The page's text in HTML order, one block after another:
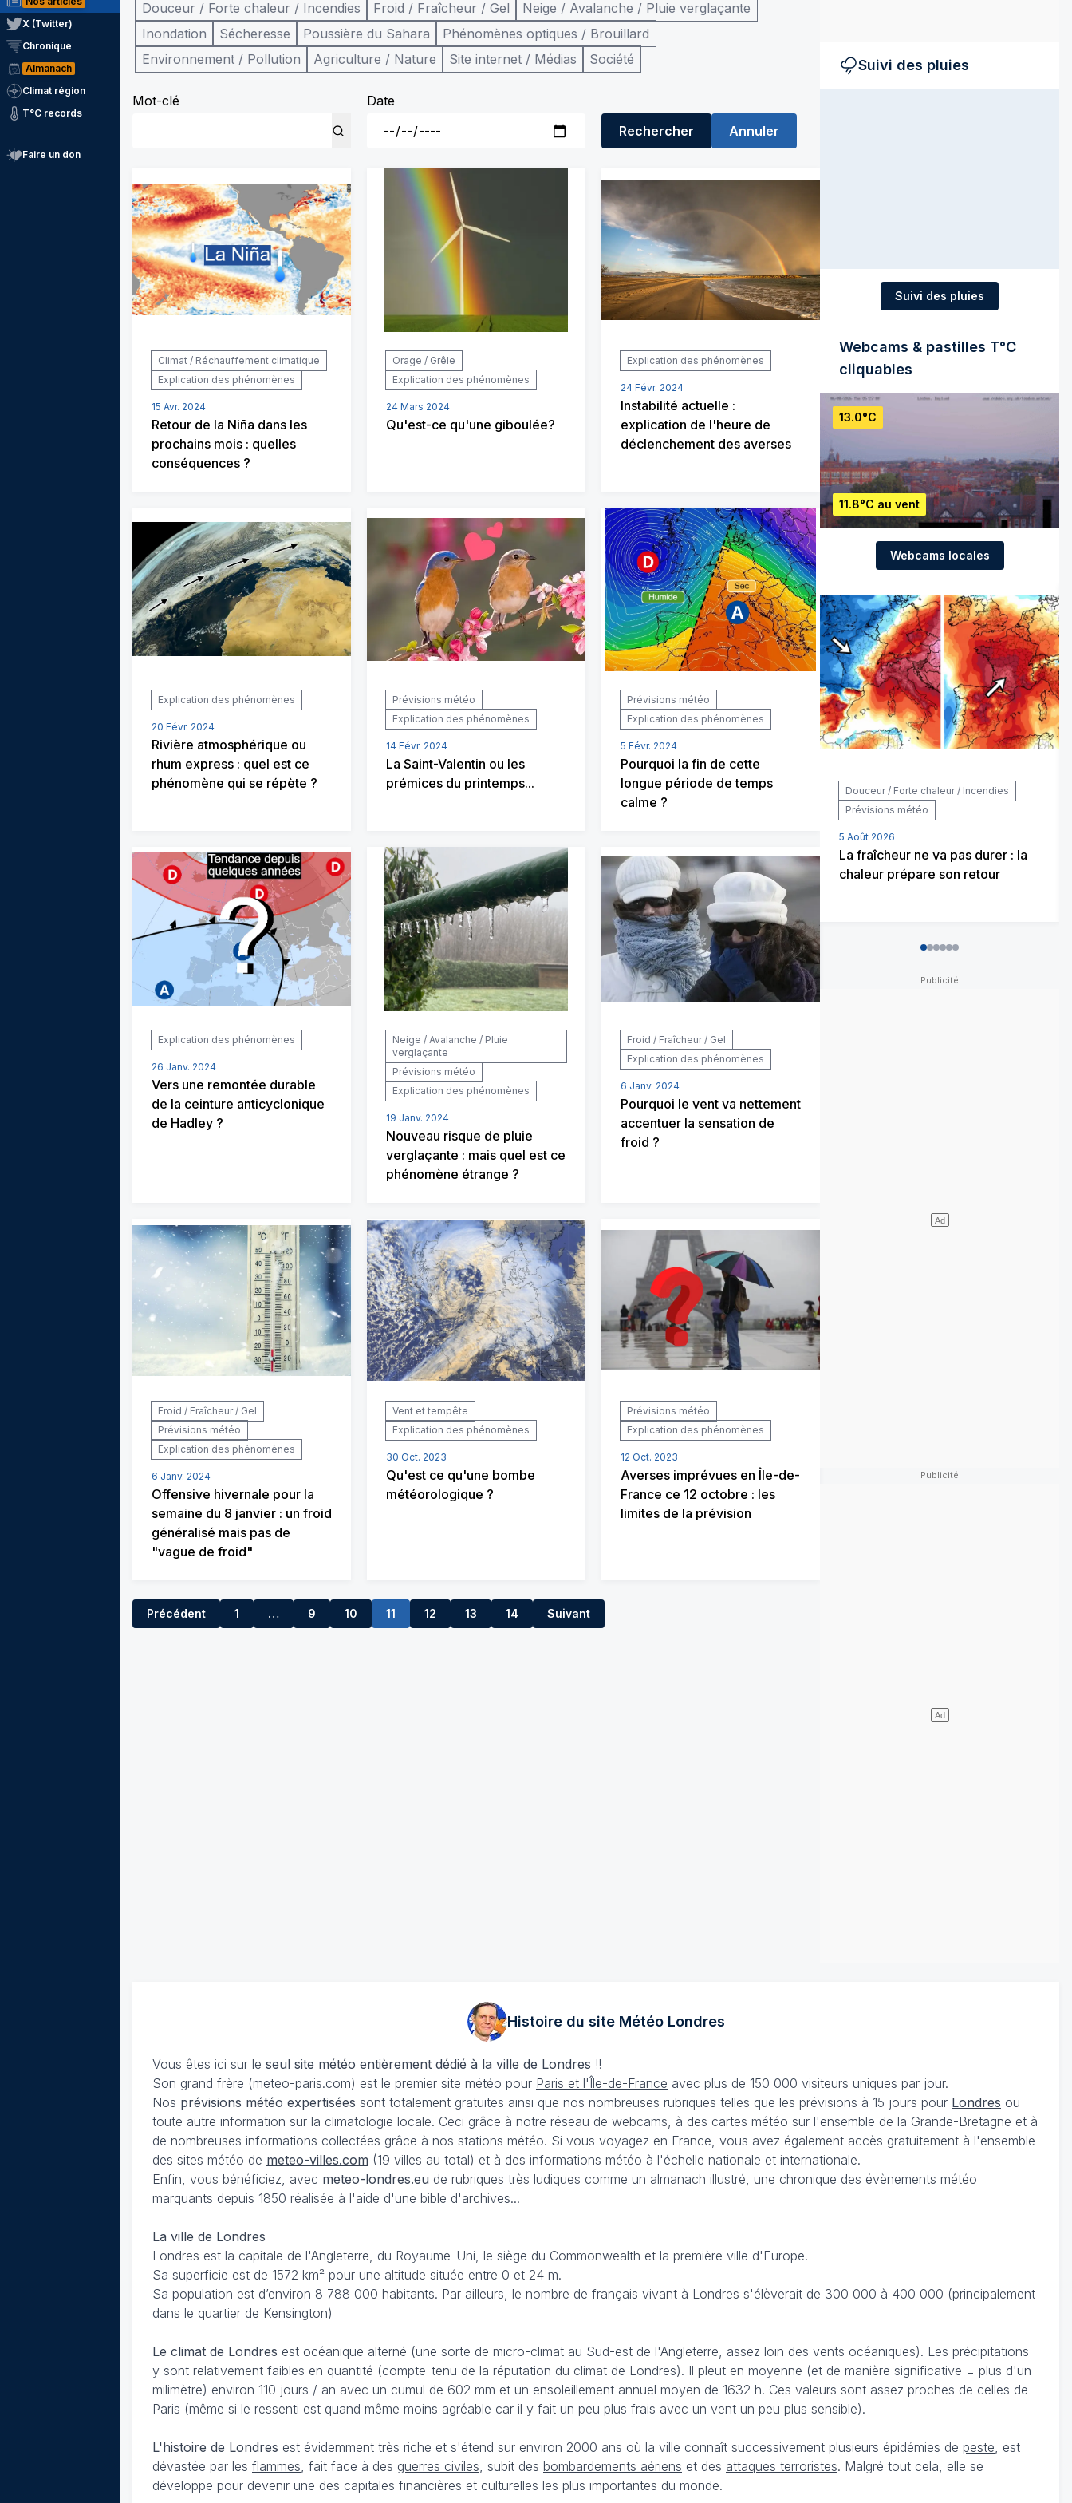
X (Twitter)
Chronique
Almanach
Climat région
T°C records
Faire un don
Douceur / Forte chaleur / Incendies
Froid / Fraîcheur / Gel
Neige / Avalanche / Pluie verglaçante
Inondation
Sécheresse Poussière du Sahara
Phénomènes optiques / Brouillard
Environnement / Pollution
Agriculture / Nature Site internet / Médias Société
Mot-clé
Date
Rechercher
Annuler
Climat / Réchauffement climatique
Explication des phénomènes
15 Avr. 2024
Retour de la Niña dans les
prochains mois : quelles
conséquences ?
Orage / Grêle
Explication des phénomènes
24 Mars 2024
Qu'est-ce qu'une giboulée?
Explication des phénomènes
24 Févr. 2024
Instabilité actuelle :
explication de l'heure de
déclenchement des averses
Explication des phénomènes
20 Févr. 2024
Rivière atmosphérique ou
rhum express : quel est ce
phénomène qui se répète ?
Prévisions météo
Explication des phénomènes
14 Févr. 2024
La Saint-Valentin ou les
prémices du printemps...
Prévisions météo
Explication des phénomènes
5 Févr. 2024
Pourquoi la fin de cette
longue période de temps
calme ?
Explication des phénomènes
26 Janv. 2024
Vers une remontée durable
de la ceinture anticyclonique
de Hadley ?
Neige / Avalanche / Pluie
verglaçante
Prévisions météo
Explication des phénomènes
19 Janv. 2024
Nouveau risque de pluie
verglaçante : mais quel est ce
phénomène étrange ?
Froid / Fraîcheur / Gel
Explication des phénomènes
6 Janv. 2024
Pourquoi le vent va nettement
accentuer la sensation de
froid ?
Froid / Fraîcheur / Gel
Prévisions météo
Explication des phénomènes
6 Janv. 2024
Offensive hivernale pour la
semaine du 8 janvier : un froid
généralisé mais pas de
"vague de froid"
Vent et tempête
Explication des phénomènes
30 Oct. 2023
Qu'est ce qu'une bombe
météorologique ?
Prévisions météo
Explication des phénomènes
12 Oct. 2023
Averses imprévues en Île-de-
France ce 12 octobre : les
limites de la prévision
Précédent 1 …
8 9 10 11 12 13 14 Suivant
Suivi des pluies
Suivi des pluies
Webcams & pastilles T°C
cliquables
13.0°C
11.8°C au vent
Webcams locales
Douceur / Forte chaleur / Incendies
Prévisions météo
5 Août 2026
La fraîcheur ne va pas durer : la
chaleur prépare son retour
012345
Histoire du site MétéoLondres
Vous êtes ici sur le seul site météo entièrement dédié à la ville de Londres !!
Son grand frère (meteo-paris.com) est le premier site météo pour Paris et l'Île-de-France avec plus de 150 000 visiteurs uniques par jour.
Nos prévisions météo expertisées sont totalement gratuites ainsi que nos nombreuses rubriques telles que les prévisions à 15 jours pour Londres ou
toute autre information sur la climatologie locale. Ceci grâce à notre réseau de webcams, à des cartes météo sur l'ensemble de la Grande-Bretagne et à
de nombreuses informations collectées grâce à nos stations météo. Si vous voyagez en France, vous avez également accès gratuitement à l'ensemble
des sites météo de meteo-villes.com (19 villes au total) et à des informations météo à l'échelle nationale et internationale.
Enfin, vous bénéficiez, avec meteo-londres.eu de rubriques très ludiques comme un almanach illustré, une chronique des évènements météo
marquants depuis 1850 réalisée à l'aide d'une bible d'archives...
La ville de Londres
Londres est la capitale de l'Angleterre, du Royaume-Uni, le siège du Commonwealth et la première ville d'Europe.
Sa superficie est de 1572 km² pour une altitude située entre 0 et 24 m.
Sa population est d’environ 8 788 000 habitants. Par ailleurs, le nombre de français vivant à Londres s'élèverait de 300 000 à 400 000 (principalement
dans le quartier de Kensington)
Le climat de Londres est océanique alterné (une sorte de micro-climat au Sud-est de l'Angleterre, assez loin des vents océaniques). Les précipitations
y sont relativement faibles en quantité (compte-tenu de la réputation du climat de Londres). Il pleut en moyenne (et de manière significative = plus d'un
milimètre) environ 110 jours / an avec un cumul de 602 mm et un ensoleillement annuel moyen de 1632 h. Ces valeurs sont assez proches de celles de
Paris (même si le ressenti est quand même moins agréable car il y fait un peu plus frais avec un vent un peu plus sensible).
L'histoire de Londres est évidemment très riche et s'étend sur environ 2000 ans où la ville connaît successivement plusieurs épidémies de peste , est
dévastée par les flammes , fait face à des guerres civiles , subit des bombardements aériens et des attaques terroristes. Malgré tout cela, elle se
développe pour devenir une des capitales financières et culturelles les plus importantes du monde.